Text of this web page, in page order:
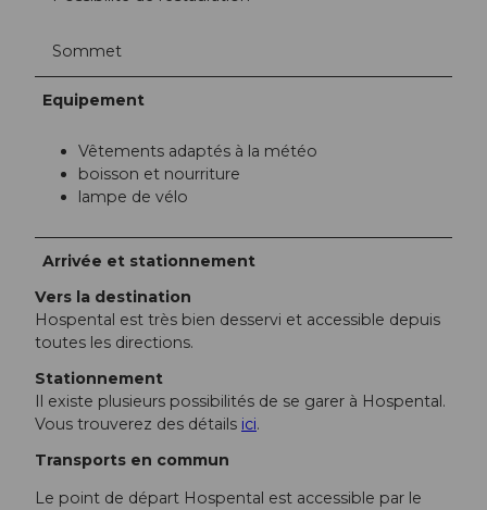
Sommet
Equipement
Vêtements adaptés à la météo
boisson et nourriture
lampe de vélo
Arrivée et stationnement
Vers la destination
Hospental est très bien desservi et accessible depuis
toutes les directions.
Stationnement
Il existe plusieurs possibilités de se garer à Hospental.
Vous trouverez des détails ici.
Transports en commun
Le point de départ Hospental est accessible par le